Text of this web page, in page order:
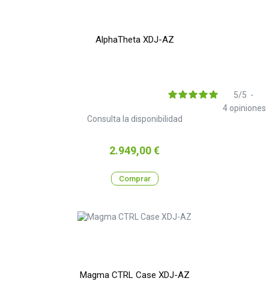
AlphaTheta XDJ-AZ
Consulta la disponibilidad
5/5 -
4 opiniones
Precio
2.949,00 €
Comprar
Magma CTRL Case XDJ-AZ